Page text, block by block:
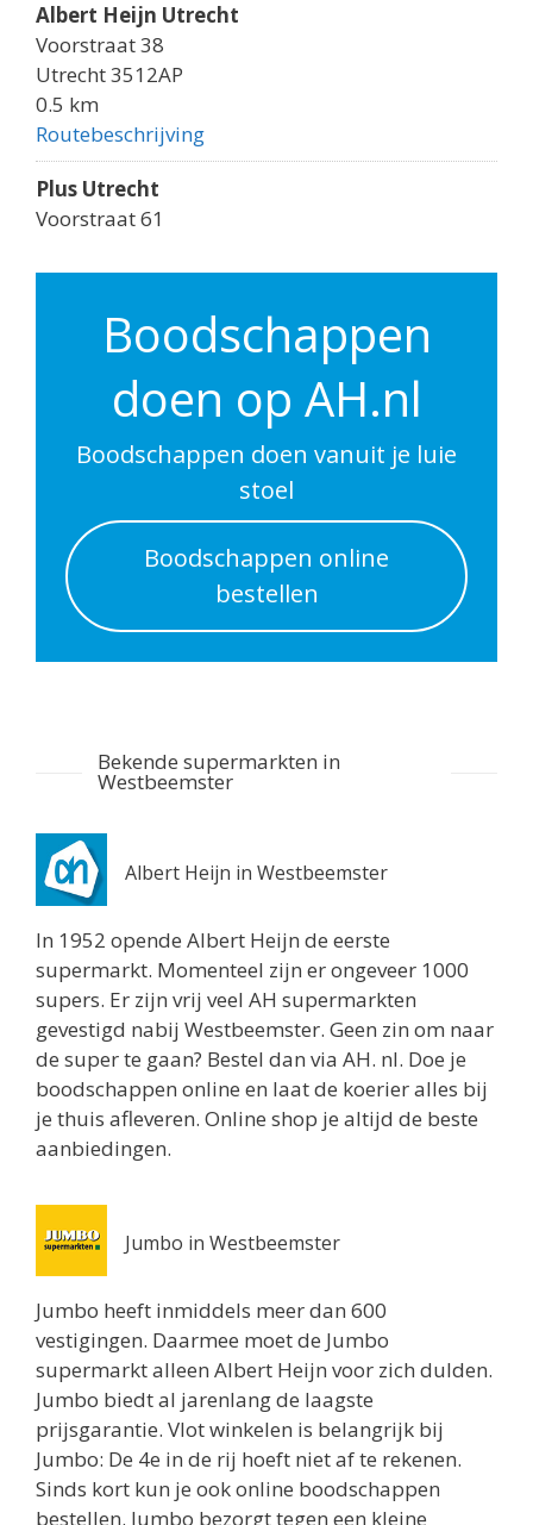
Albert Heijn Utrecht
Voorstraat 38
Utrecht 3512AP
0.5 km
Routebeschrijving
Plus Utrecht
Voorstraat 61
0.5 km
Godebaldkwartier 149
Utrecht 3511DP
0.6 km
Albert Heijn Utrecht
Nachtegaalstraat 55
Utrecht 3581AD
0.7 km
Routebeschrijving
Utrecht 3511CE
Routebeschrijving
Albert Heijn Utrecht
Twijnstraat 8
Utrecht 3511ZK
0.8 km
Routebeschrijving
Jumbo Utrecht
Biltstraat 74
Utrecht 3572BG
0.8 km
Albert Heijn Utrecht
Oudenoord 1
0.9 km
Routebeschrijving
Albert Heijn Utrecht
Burgemeester Reigerstraat 57
Utrecht 3581KM
1 km
Boodschappen
doen op AH.nl
Boodschappen doen vanuit je luie
stoel
Boodschappen online
bestellen
Bekende supermarkten in
Westbeemster
Albert Heijn in Westbeemster
In 1952 opende Albert Heijn de eerste
supermarkt. Momenteel zijn er ongeveer 1000
supers. Er zijn vrij veel AH supermarkten
gevestigd nabij Westbeemster. Geen zin om naar
de super te gaan? Bestel dan via AH. nl. Doe je
boodschappen online en laat de koerier alles bij
je thuis afleveren. Online shop je altijd de beste
aanbiedingen.
Jumbo in Westbeemster
Jumbo heeft inmiddels meer dan 600
vestigingen. Daarmee moet de Jumbo
supermarkt alleen Albert Heijn voor zich dulden.
Jumbo biedt al jarenlang de laagste
prijsgarantie. Vlot winkelen is belangrijk bij
Jumbo: De 4e in de rij hoeft niet af te rekenen.
Sinds kort kun je ook online boodschappen
bestellen. Jumbo bezorgt tegen een kleine